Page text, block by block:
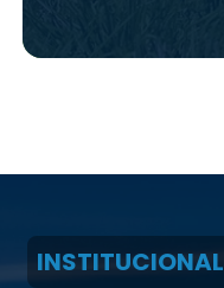
INSTITUCIONAL